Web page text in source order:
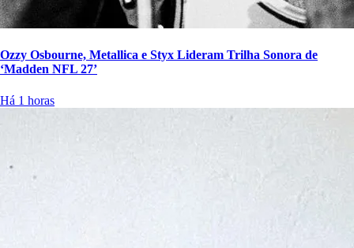
Ozzy Osbourne, Metallica e Styx Lideram Trilha Sonora de
‘Madden NFL 27’
Há 1 horas